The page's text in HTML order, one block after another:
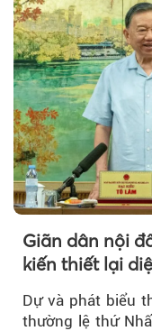
Giãn dân nội
kiến thiết lại
Dự và phát biểu
thường lệ thứ